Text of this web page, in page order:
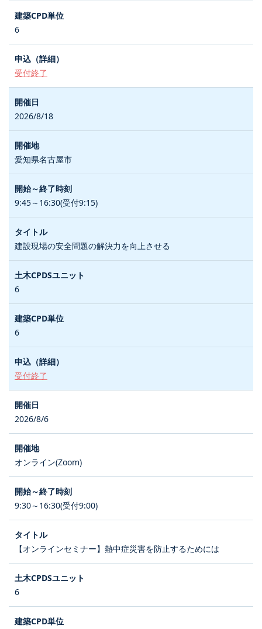
6
受付終了
2026/8/18
愛知県名古屋市
9:45～16:30(受付9:15)
建設現場の安全問題の解決力を向上させる
6
6
受付終了
2026/8/6
オンライン(Zoom)
9:30～16:30(受付9:00)
【オンラインセミナー】熱中症災害を防止するためには
6